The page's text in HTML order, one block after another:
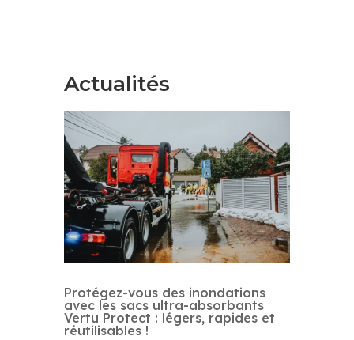
Actualités
Protégez-vous des inondations
avec les sacs ultra-absorbants
Vertu Protect : légers, rapides et
réutilisables !